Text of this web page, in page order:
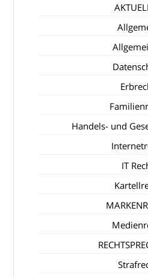
Handels- und
IT